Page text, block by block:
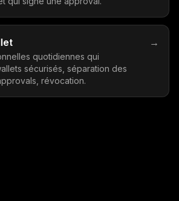
quotidiennes qui
sécurisés, séparation des
révocation.
→